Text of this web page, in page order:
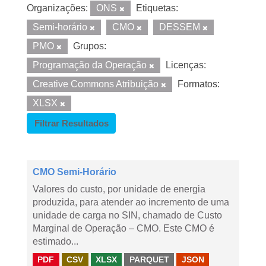
Organizações: ONS
Etiquetas:
Semi-horário
CMO
DESSEM
PMO
Grupos:
Programação da Operação
Licenças:
Creative Commons Atribuição
Formatos:
XLSX
Filtrar Resultados
CMO Semi-Horário
Valores do custo, por unidade de energia
produzida, para atender ao incremento de uma
unidade de carga no SIN, chamado de Custo
Marginal de Operação – CMO. Este CMO é
estimado...
PDF CSV XLSX PARQUET JSON